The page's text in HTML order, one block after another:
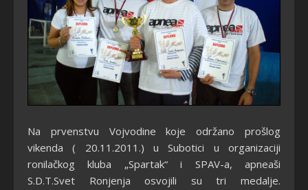
Na prvenstvu Vojvodine koje održano prošlog
vikenda ( 20.11.2011.) u Subotici u organizaciji
ronilačkog kluba „Spartak“ i SPAV-a, apneaši
S.D.T.Svet Ronjenja osvojili su tri medalje.